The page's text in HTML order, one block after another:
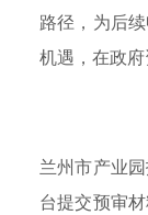
路径，为后
机遇，在政府
兰州市产业
台提交预审